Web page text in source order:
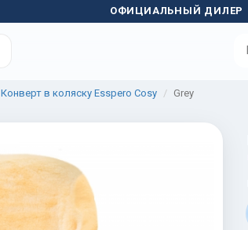
ОФИЦИАЛЬНЫЙ ДИЛЕР
Конверт в коляску Esspero Cosy Grey